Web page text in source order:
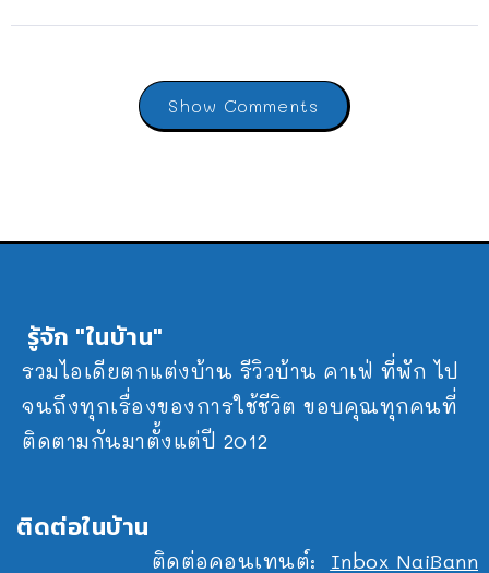
Show Comments
รู้จัก "ในบ้าน"
รวมไอเดียตกแต่งบ้าน รีวิวบ้าน คาเฟ่ ที่พัก ไป
จนถึงทุกเรื่องของการใช้ชีวิต ขอบคุณทุกคนที่
ติดตามกันมาตั้งแต่ปี 2012
ติดต่อในบ้าน
ติดต่อคอนเทนต์: Inbox NaiBann